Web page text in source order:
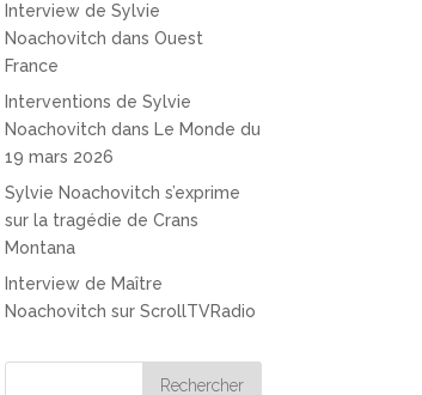
Interview de Sylvie
Noachovitch dans Ouest
France
Interventions de Sylvie
Noachovitch dans Le Monde du
19 mars 2026
Sylvie Noachovitch s’exprime
sur la tragédie de Crans
Montana
Interview de Maître
Noachovitch sur ScrollTVRadio